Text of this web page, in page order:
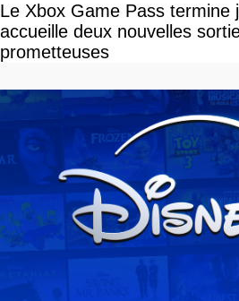
Le Xbox Game Pass termine
accueille deux nouvelles
prometteuses